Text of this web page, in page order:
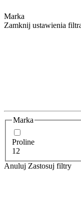
Marka
Zamknij ustawienia
Marka
Proline
12
Anuluj Zastosuj filtry